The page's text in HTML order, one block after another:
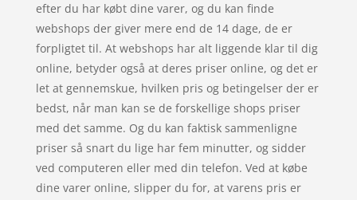
efter du har købt dine varer, og du kan finde
webshops der giver mere end de 14 dage, de er
forpligtet til. At webshops har alt liggende klar til dig
online, betyder også at deres priser online, og det er
let at gennemskue, hvilken pris og betingelser der er
bedst, når man kan se de forskellige shops priser
med det samme. Og du kan faktisk sammenligne
priser så snart du lige har fem minutter, og sidder
ved computeren eller med din telefon. Ved at købe
dine varer online, slipper du for, at varens pris er